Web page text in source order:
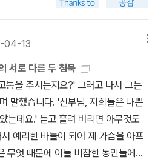
섯 명을 ‘구덩이 속에 달아매는’ 고문
다음, 이제 언제 죽을지 촉박한 시간을
신에게 배교하라고, 그리스도의 얼
바닥만 한 번 댔다가 떼기만 하면 당신
려주겠다고 할 경우, 어떻게 하겠는
시키고 자신의 종교를 지키겠는가?
같은 고문에 처할 것이 틀림없는데
만일 당신의 자리에 그리스도가 섰다
까, 아니면 너도 함께 순교하라고 했
왔는데 실상은 이 나라 신자들이 자
리고 신부는 끊임없이 고뇌하고, 하
복한다.'주님, 당신은 왜 잠자코 계십
지키고 계십니까?' (p.164)'이것이
은 잠자코 계십니까? 당신은 지금 저
서-죽었다는 것을 알고 계실 것이다.
되고 있는가? 이 대낮의 고요함, 파
는 전혀 아무 관계도 없는 듯이 당신
딜 수가 없다.'(p.209,210)급기야 로
의심하기에 이르는데, 이런 질문은
이에 매달린 가혹한 형벌을 받으며 죽
해 배교하라는 설득을 계속한다. 신
기 위해 왔다는 로드리고 신부의 존재
세가 된 것이 아닌가. 이런 역설 가운
버리지 않겠다고 결심했던 로드리고
었다. 자신과 자신이 믿는 그리스도
선일까? 아니면 구덩이에 매다는 형
위해, 페레이라라는 이름 대신 일본
린 듯한 무거운 통증을 느꼈다. 그것
금까지 자신의 전 생애를 통해 가장
고 깨끗하다고 믿었던 것, 인간의 이
다. 이 발의 아픔. 그때, 밟아도 좋다
게 말했다. 이렇게 해서 신부가 성화
왔다. 멀리서 닭이 울었다. _ 엔도 슈
가슴에 걸린 빗장이 부러지는 것처
은 걸 고스란히 토해냈다. 복통이 없
. _ 엔도 슈사쿠, <침묵> , p57/206
는 <침묵 沈默>에서 묵직한
리의 길이라면, 이 길을 따르는 이들
님은 침묵하시는가? 이러한 질문을
에게는 최소한 두 인물이 떠올랐을 것
<신약성경>의 의인 예수. <구약성경
불행에 대해 욥은 계속적으로 탄원을
인지를 던진다. 이에 대해 <욥기>에
가 의롭지 않기 때문이 아니라, 세상
에게 시련이 닥쳤기 때문임을 교부
04-13
서로 다른 두 침묵
통을 주시는지요?' 그러고 나서 그는
말했습니다. '신부님, 저희들은 나쁜
는데요.' 듣고 흘려 버리면 아무것도
예리한 바늘이 되어 제 가슴을 아프
무엇 때문에 이들 비참한 농민들에게,